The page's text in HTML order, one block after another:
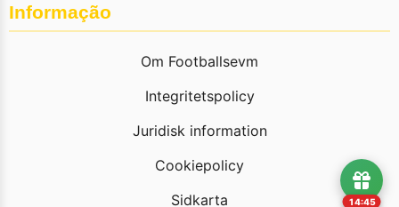
Informação
Om Footballsevm
Integritetspolicy
Juridisk information
Cookiepolicy
Sidkarta
14:44